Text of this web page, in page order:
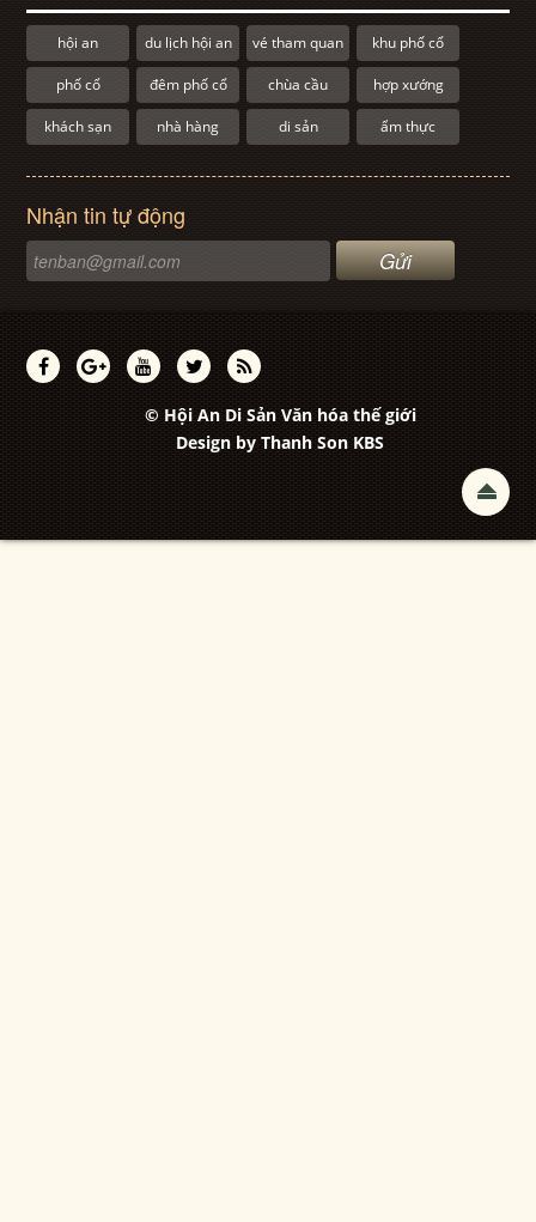
hội an du lịch hội an vé tham quan khu phố cổ
phố cổ đêm phố cổ chùa cầu hợp xướng
khách sạn nhà hàng di sản ẩm thực
Nhận tin tự động
© Hội An Di Sản Văn hóa thế giới
Design by Thanh Son KBS